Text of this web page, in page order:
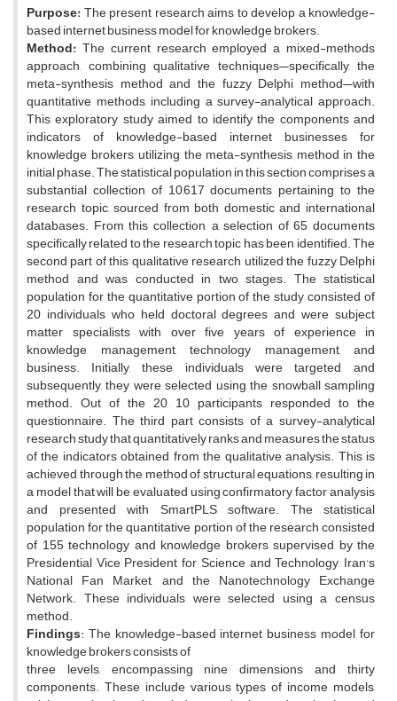
Purpose:The present research aims to develop a knowledge-
based internet business model for knowledge brokers.
Method: The current research employed a mixed-methods
approach, combining qualitative techniques—specifically, the
meta-synthesis method and the fuzzy Delphi method—with
quantitative methods, including a survey-analytical approach.
This exploratory study aimed to identify the components and
indicators of knowledge-based internet businesses for
knowledge brokers, utilizing the meta-synthesis method in the
initial phase. The statistical population in this section comprises a
substantial collection of 10,617 documents pertaining to the
research topic, sourced from both domestic and international
databases. From this collection, a selection of 65 documents
specifically related to the research topic has been identified. The
second part of this qualitative research utilized the fuzzy Delphi
method and was conducted in two stages. The statistical
population for the quantitative portion of the study consisted of
20 individuals who held doctoral degrees and were subject
matter specialists with over five years of experience in
knowledge management, technology management, and
business. Initially, these individuals were targeted, and
subsequently, they were selected using the snowball sampling
method. Out of the 20, 10 participants responded to the
questionnaire. The third part consists of a survey-analytical
research study that quantitatively ranks and measures the status
of the indicators obtained from the qualitative analysis. This is
achieved through the method of structural equations, resulting in
a model that will be evaluated using confirmatory factor analysis
and presented with SmartPLS software. The statistical
population for the quantitative portion of the research consisted
of 155 technology and knowledge brokers supervised by the
Presidential Vice President for Science and Technology, Iran's
National Fan Market, and the Nanotechnology Exchange
Network. These individuals were selected using a census
method.
Findings: The knowledge-based internet business model for
knowledge brokers consists of
three levels, encompassing nine dimensions and thirty
components. These include various types of income models,